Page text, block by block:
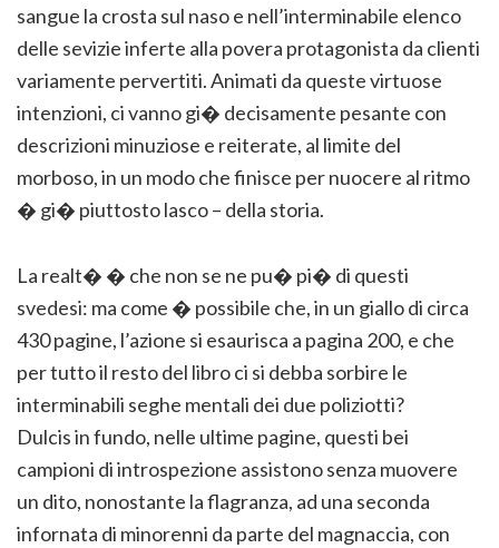
sangue la crosta sul naso e nell’interminabile elenco
delle sevizie inferte alla povera protagonista da clienti
variamente pervertiti. Animati da queste virtuose
intenzioni, ci vanno gi� decisamente pesante con
descrizioni minuziose e reiterate, al limite del
morboso, in un modo che finisce per nuocere al ritmo
� gi� piuttosto lasco – della storia.
La realt� � che non se ne pu� pi� di questi
svedesi: ma come � possibile che, in un giallo di circa
430 pagine, l’azione si esaurisca a pagina 200, e che
per tutto il resto del libro ci si debba sorbire le
interminabili seghe mentali dei due poliziotti?
Dulcis in fundo, nelle ultime pagine, questi bei
campioni di introspezione assistono senza muovere
un dito, nonostante la flagranza, ad una seconda
infornata di minorenni da parte del magnaccia, con